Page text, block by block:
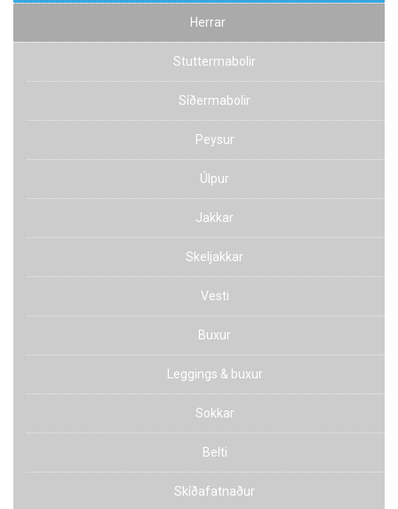
Herrar
Stuttermabolir
Síðermabolir
Peysur
Úlpur
Jakkar
Skeljakkar
Vesti
Buxur
Leggings & buxur
Sokkar
Belti
Skíðafatnaður